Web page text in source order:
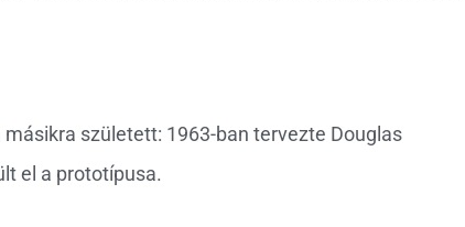
született: 1963-ban tervezte Douglas
el a prototípusa.